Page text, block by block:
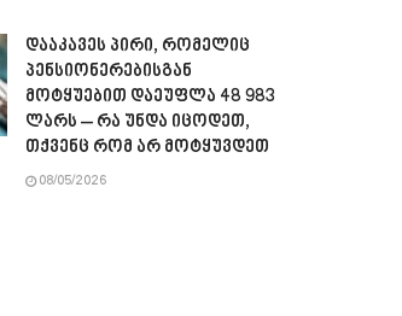
დააკავეს პირი, რომელიც
პენსიონერებისგან
მოტყუებით დაეუფლა 48 983
ლარს – რა უნდა იცოდეთ,
თქვენც რომ არ მოტყუვდეთ
08/05/2026